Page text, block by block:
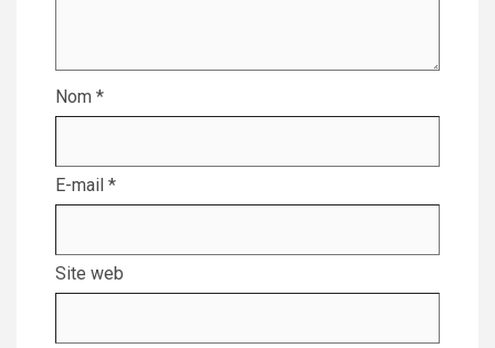
Nom *
E-mail *
Site web